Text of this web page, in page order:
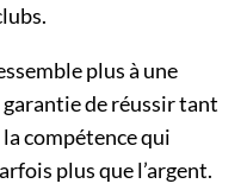
plus à une
garantie de réussir tant
compétence qui
plus que l’argent.